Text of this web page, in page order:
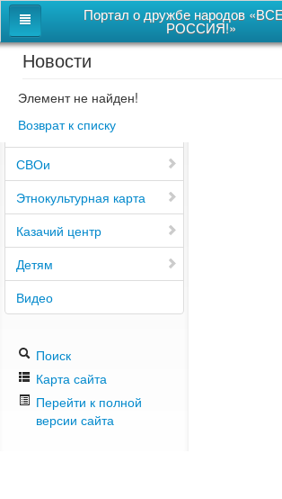
Портал о дружбе народов
РОССИЯ!»
Главная
Дом дружбы народов
Новости
СВОи
Этнокультурная карта
Казачий центр
Детям
Видео
Поиск
Карта сайта
Перейти к полной
версии сайта
Новости
Элемент не найден!
Возврат к списку